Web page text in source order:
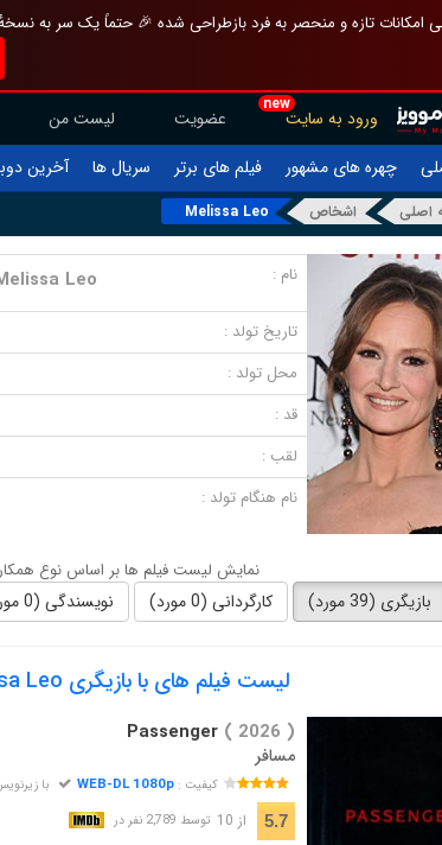
امکانات تازه و منحصر به فرد بازطراحی شده 🎉 حتماً یک سر
new
ورود به سایت عضویت لیست من
چهره های مشهور فیلم های برتر سریال ها آخرین
اصلی اشخاص Melissa Leo
نام : Leo
تاریخ تولد :
محل تولد :
قد :
لقب :
نام هنگام تولد :
نمایش لیست فیلم ها بر اساس نوع
بازیگری (39 مورد) کارگردانی (0 مورد) نویسندگی (0 مورد)
لیست فیلم های با بازیگری Melissa Leo
Passenger( 2026 )
مسافر
کیفیت :WEB-DL 1080p با
5.7 از 10 توسط 2,789 نفر در